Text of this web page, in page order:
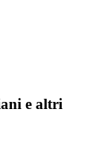
e altri